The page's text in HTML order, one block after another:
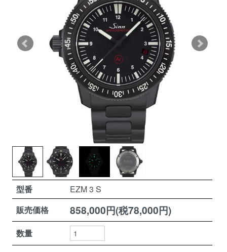
型番
EZM 3 S
販売価格
858,000円(税78,000円)
数量